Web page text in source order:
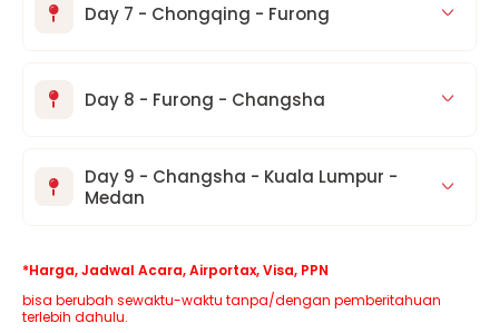
Day 7 - Chongqing - Furong
Day 8 - Furong - Changsha
Day 9 - Changsha - Kuala Lumpur -
Medan
*Harga, Jadwal Acara, Airportax, Visa, PPN
bisa berubah sewaktu-waktu tanpa/dengan pemberitahuan
terlebih dahulu.